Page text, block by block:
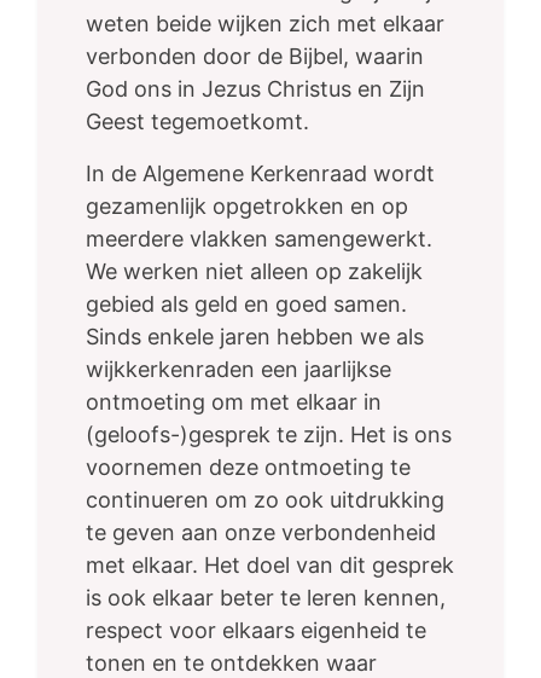
weten beide wijken zich met elkaar
verbonden door de Bijbel, waarin
God ons in Jezus Christus en Zijn
Geest tegemoetkomt.
In de Algemene Kerkenraad wordt
gezamenlijk opgetrokken en op
meerdere vlakken samengewerkt.
We werken niet alleen op zakelijk
gebied als geld en goed samen.
Sinds enkele jaren hebben we als
wijkkerkenraden een jaarlijkse
ontmoeting om met elkaar in
(geloofs-)gesprek te zijn. Het is ons
voornemen deze ontmoeting te
continueren om zo ook uitdrukking
te geven aan onze verbondenheid
met elkaar. Het doel van dit gesprek
is ook elkaar beter te leren kennen,
respect voor elkaars eigenheid te
tonen en te ontdekken waar